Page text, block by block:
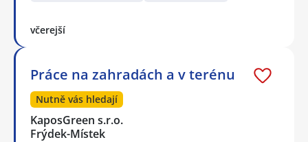
včerejší
Práce na zahradách a v terénu
Nutně vás hledají
KaposGreen s.r.o.
Frýdek-Místek